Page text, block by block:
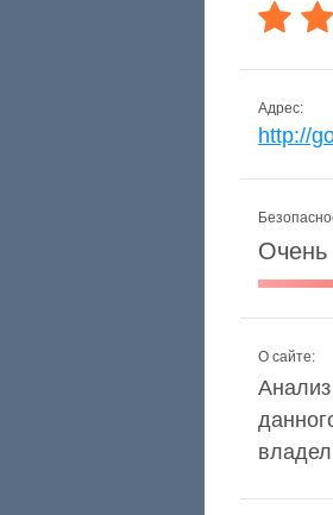
Адрес:
http://
Очень
О сайте:
Анализ